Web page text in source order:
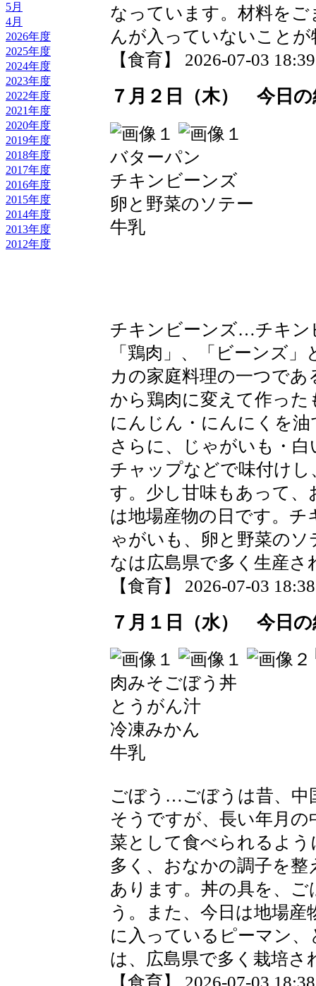
5月
4月
2026年度
2025年度
2024年度
2023年度
2022年度
2021年度
2020年度
2019年度
2018年度
2017年度
2016年度
2015年度
2014年度
2013年度
2012年度
なっています。材料を
んが入っていないことが
【食育】 2026-07-03
７月２日（木） 今日の
バターパン
チキンビーンズ
卵と野菜のソテー
牛乳
チキンビーンズ…チキン
「鶏肉」、「ビーンズ
カの家庭料理の一つで
から鶏肉に変えて作っ
にんじん・にんにくを
さらに、じゃがいも・
チャップなどで味付け
す。少し甘味もあって
は地場産物の日です。
ゃがいも、卵と野菜の
なは広島県で多く生産さ
【食育】 2026-07-03
７月１日（水） 今日の
肉みそごぼう丼
とうがん汁
冷凍みかん
牛乳
ごぼう…ごぼうは昔、中
そうですが、長い年月
菜として食べられるよ
多く、おなかの調子を
あります。丼の具を、
う。また、今日は地場
に入っているピーマン
は、広島県で多く栽培さ
【食育】 2026-07-03